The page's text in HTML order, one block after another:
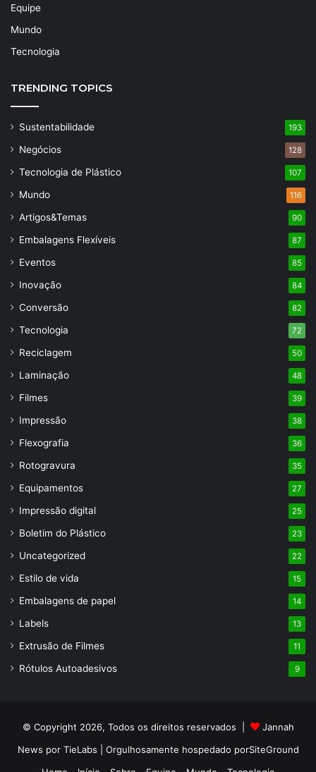
Equipe
Mundo
Tecnologia
TRENDING TOPICS
Sustentabilidade 193
Negócios 128
Tecnologia de Plástico 107
Mundo 116
Artigos&Temas 90
Embalagens Flexíveis 87
Eventos 85
Inovação 84
Conversão 82
Tecnologia 72
Reciclagem 50
Laminação 48
Filmes 39
Impressão 38
Flexografia 36
Rotogravura 35
Equipamentos 27
Impressão digital 25
Boletim do Plástico 23
Uncategorized 22
Estilo de vida 15
Embalagens de papel 14
Labels 13
Extrusão de Filmes 11
Rótulos Autoadesivos 9
© Copyright 2026, Todos os direitos reservados |
Jannah
News por TieLabs | Orgulhosamente hospedado porSiteGround